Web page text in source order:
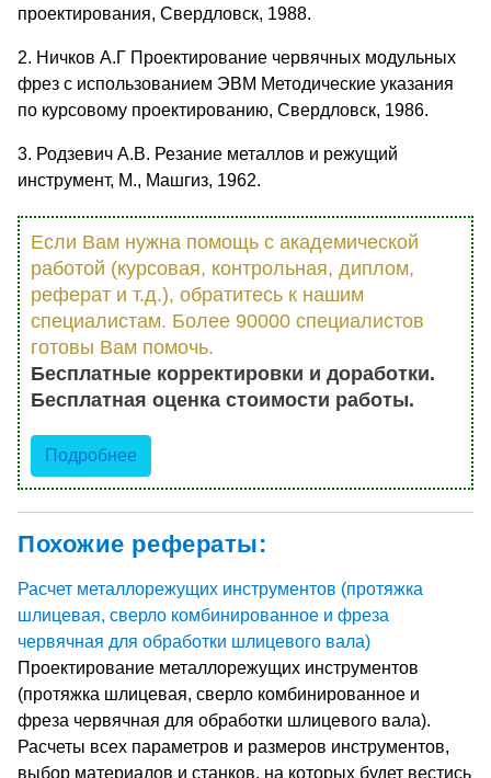
проектирования, Свердловск, 1988.
2. Ничков А.Г Проектирование червячных модульных
фрез с использованием ЭВМ Методические указания
по курсовому проектированию, Свердловск, 1986.
3. Родзевич А.В. Резание металлов и режущий
инструмент, М., Машгиз, 1962.
Если Вам нужна помощь с академической
работой (курсовая, контрольная, диплом,
реферат и т.д.), обратитесь к нашим
специалистам. Более 90000 специалистов
готовы Вам помочь.
Бесплатные корректировки и доработки.
Бесплатная оценка стоимости работы.
Подробнее
Похожие рефераты:
Расчет металлорежущих инструментов (протяжка
шлицевая, сверло комбинированное и фреза
червячная для обработки шлицевого вала)
Проектирование металлорежущих инструментов
(протяжка шлицевая, сверло комбинированное и
фреза червячная для обработки шлицевого вала).
Расчеты всех параметров и размеров инструментов,
выбор материалов и станков, на которых будет вестись